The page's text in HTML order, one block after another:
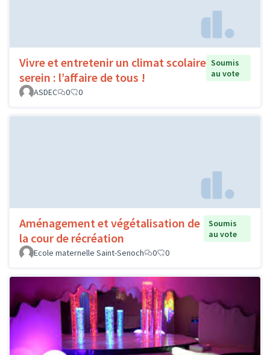
Vivre et entretenir un climat scolaire
serein : l’affaire de tous !
Soumis
au vote
ASDEC
0 0
Aménagement et végétalisation de
la cour de récréation
Soumis
au vote
Ecole maternelle Saint-Senoch
0 0